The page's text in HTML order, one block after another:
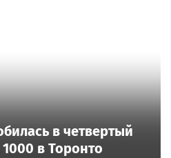
в четвертый
1000 в Торонто